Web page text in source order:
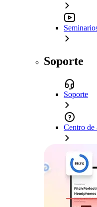
Soporte
Soporte
Centro de